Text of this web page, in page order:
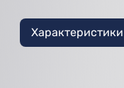
Характеристики